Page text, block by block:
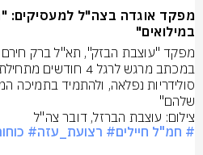
מפקד אוגדה בצה"ל למעסיקים:
במילואים"
שלהם"
צילום: עוצבת הברזל, דובר צה"ל
# חמ"ל חיילים# רצועת_עזה#